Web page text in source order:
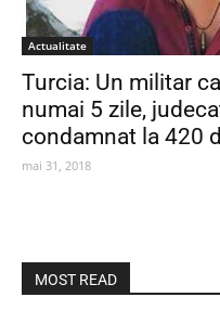
Actualitate
Turcia: Un militar
numai 5 zile,
condamnat la 420
mai 31, 2018
MOST READ